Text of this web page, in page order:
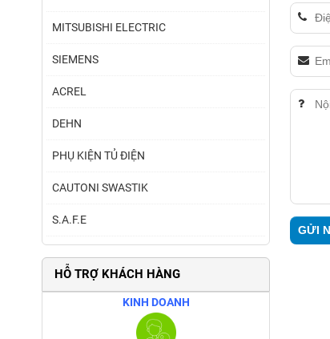
MITSUBISHI ELECTRIC
SIEMENS
ACREL
DEHN
PHỤ KIỆN TỦ ĐIỆN
CAUTONI SWASTIK
S.A.F.E
HỖ TRỢ KHÁCH HÀNG
KINH DOANH